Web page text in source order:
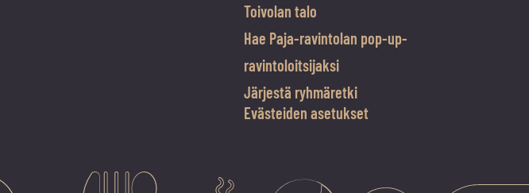
Toivolan talo
Hae Paja-ravintolan pop-up-
ravintoloitsijaksi
Järjestä ryhmäretki
Evästeiden asetukset